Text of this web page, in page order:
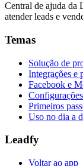
Central de ajuda da
atender leads e
Temas
Solução de
Integrações e
Facebook e
Primeiros
Uso no dia a
Leadfy
Voltar ao app